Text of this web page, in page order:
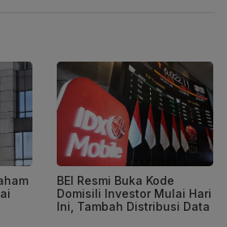
BEI Resmi Buka Kode
Domisili Investor Mulai Hari
Ini, Tambah Distribusi Data